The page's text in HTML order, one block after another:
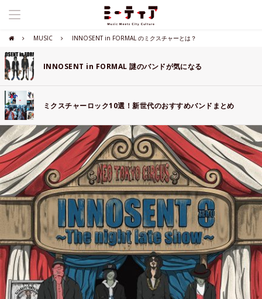
MUSIC INNOSENT in FORMAL のミクスチャーとは？
INNOSENT in FORMAL 謎のバンドが気になる
ミクスチャーロック10選！新世代のおすすめバンドまとめ